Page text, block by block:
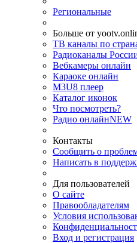
Региональные
Больше от
ТВ каналы по
Радиоканалы
Вебкамеры онлайн
Караоке онлайн
M3U8 плеер
Каталог иконок
Что посмотреть?
Радио онлайнNEW
Контакты
Сообщить о
Написать в
Для пользователей
О сайте
Правообладателям
Условия
Вход и регистрация